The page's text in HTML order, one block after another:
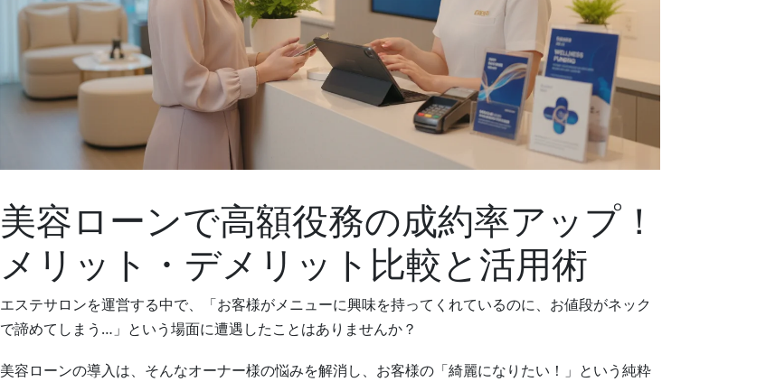
美容ローンで高額役務の成約率アップ！
メリット・デメリット比較と活用術
エステサロンを運営する中で、「お客様がメニューに興味を持ってくれているのに、お値段がネック
で諦めてしまう…」という場面に遭遇したことはありませんか？
美容ローンの導入は、そんなオーナー様の悩みを解消し、お客様の「綺麗になりたい！」という純粋